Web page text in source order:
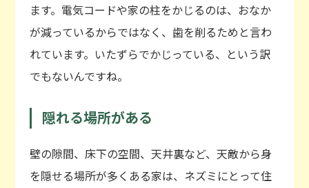
ます。電気コードや家の柱をかじるのは、おなか
が減っているからではなく、歯を削るためと言わ
れています。いたずらでかじっている、という訳
でもないんですね。
隠れる場所がある
壁の隙間、床下の空間、天井裏など、天敵から身
を隠せる場所が多くある家は、ネズミにとって住